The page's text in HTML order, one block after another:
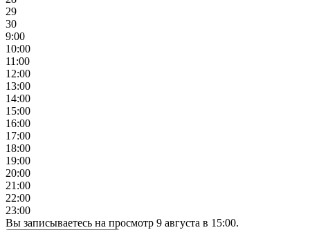
29
30
9:00
10:00
11:00
12:00
13:00
14:00
15:00
16:00
17:00
18:00
19:00
20:00
21:00
22:00
23:00
Вы записываетесь на просмотр 9 августа в 15:00.